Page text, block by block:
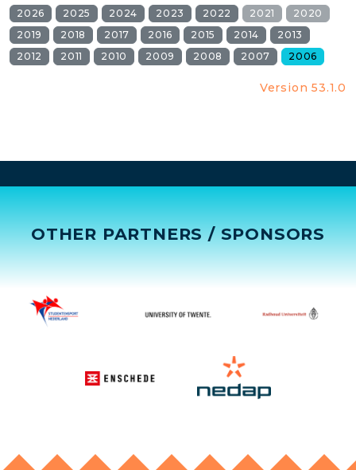
2026 2025 2024 2023 2022 2021
2020
2019
2018 2017 2016 2015 2014
2013
2012
2011 2010 2009 2008 2007 2006
Version 53.1.0
OTHER PARTNERS / SPONSORS